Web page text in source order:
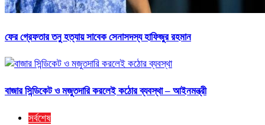
ফের গ্রেফতার তনু হত্যায় সাবেক সেনাসদস্য হাফিজুর রহমান
বাজার সিন্ডিকেট ও মজুতদারি করলেই কঠোর ব্যবস্থা – আইনমন্ত্রী
সর্বশেষ